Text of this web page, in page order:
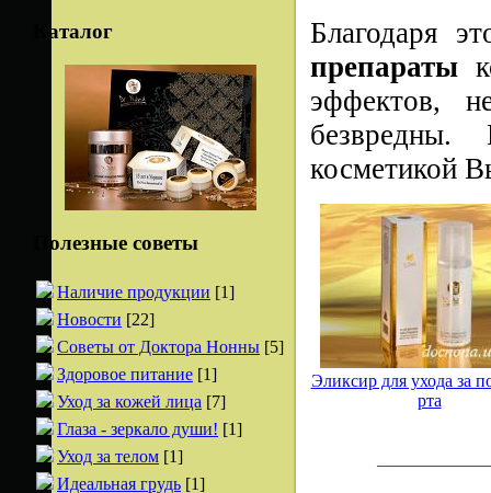
Каталог
Полезные советы
Наличие продукции [1]
Новости [22]
Советы от Доктора Нонны [5]
Здоровое питание [1]
Уход за кожей лица [7]
Глаза - зеркало души! [1]
Уход за телом [1]
Идеальная грудь [1]
Благодаря
препараты
эффектов,
безвредны.
косметикой
Эликсир для ухода за
рта